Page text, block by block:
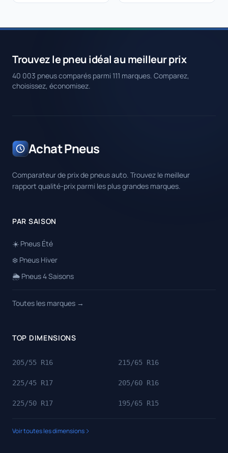
Trouvez le pneu idéal au meilleur prix
40 003 pneus comparés parmi 111 marques. Comparez,
choisissez, économisez.
Achat Pneus
Comparateur de prix de pneus auto. Trouvez le meilleur
rapport qualité-prix parmi les plus grandes marques.
PAR SAISON
☀️ Pneus Été
❄️ Pneus Hiver
🌦️ Pneus 4 Saisons
Toutes les marques →
TOP DIMENSIONS
205/55 R16 215/65 R16
225/45 R17 205/60 R16
225/50 R17 195/65 R15
Voir toutes les dimensions